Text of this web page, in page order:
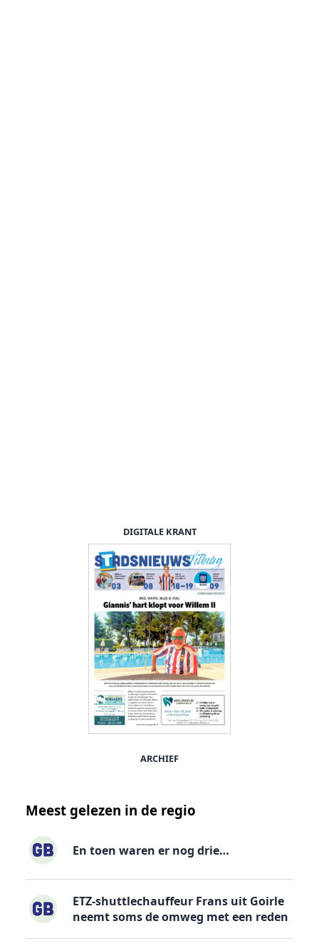
DIGITALE KRANT
ARCHIEF
Meest gelezen in de regio
En toen waren er nog drie…
ETZ-shuttlechauffeur Frans uit Goirle
neemt soms de omweg met een reden